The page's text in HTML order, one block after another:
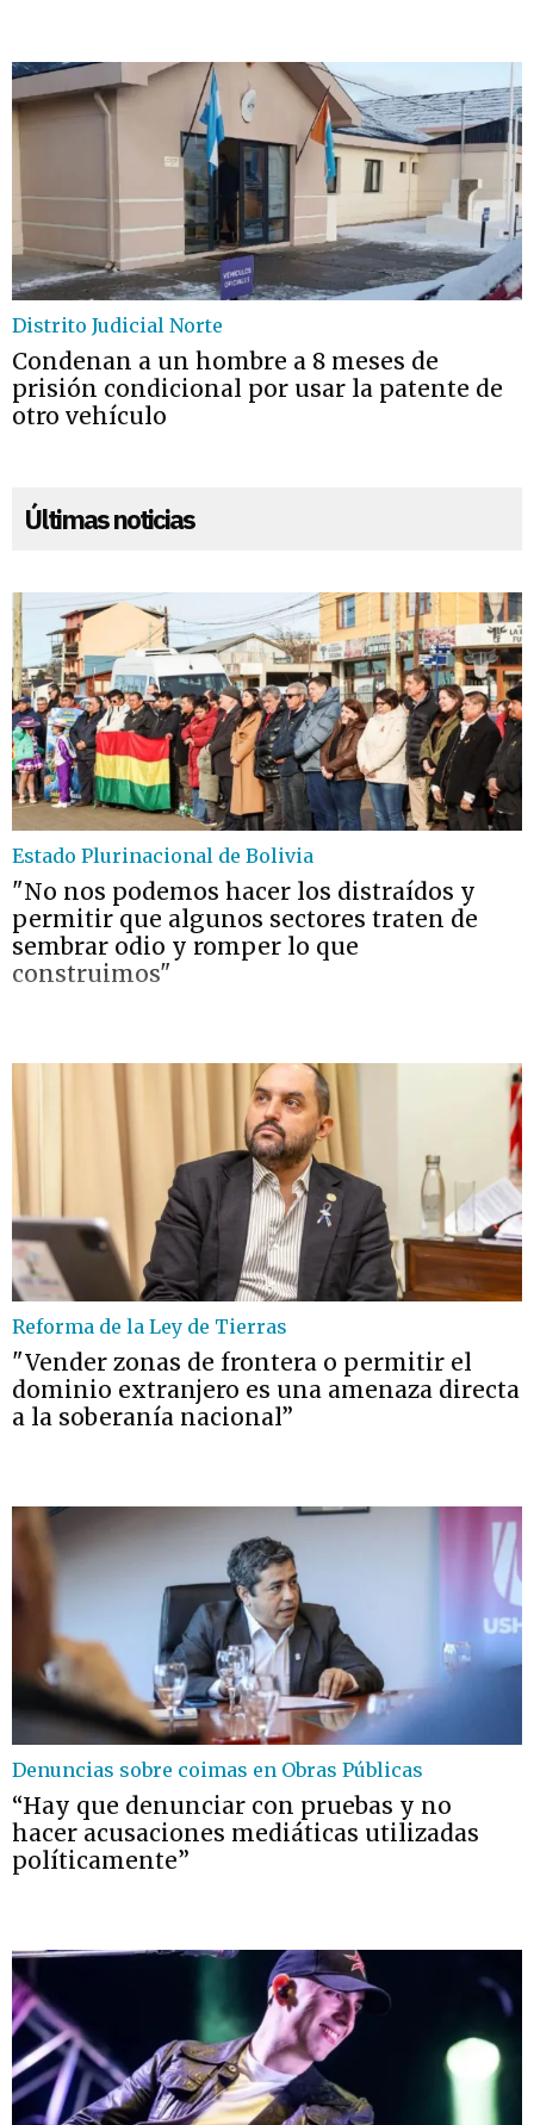
Distrito Judicial Norte
Condenan a un hombre a 8 meses de
prisión condicional por usar la patente de
otro vehículo
Últimas noticias
Estado Plurinacional de Bolivia
"No nos podemos hacer los distraídos y
permitir que algunos sectores traten de
sembrar odio y romper lo que
construimos"
Reforma de la Ley de Tierras
"Vender zonas de frontera o permitir el
dominio extranjero es una amenaza directa
a la soberanía nacional”
Denuncias sobre coimas en Obras Públicas
“Hay que denunciar con pruebas y no
hacer acusaciones mediáticas utilizadas
políticamente”